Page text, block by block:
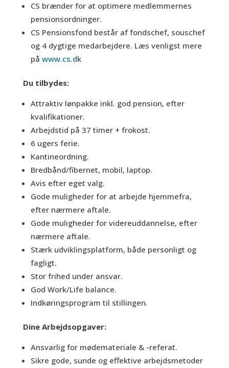
CS brænder for at optimere medlemmernes
pensionsordninger.
CS Pensionsfond består af fondschef, souschef
og 4 dygtige medarbejdere. Læs venligst mere
på www.cs.dk
Du tilbydes:
Attraktiv lønpakke inkl. god pension, efter
kvalifikationer.
Arbejdstid på 37 timer + frokost.
6 ugers ferie.
Kantineordning.
Bredbånd/fibernet, mobil, laptop.
Avis efter eget valg.
Gode muligheder for at arbejde hjemmefra,
efter nærmere aftale.
Gode muligheder for videreuddannelse, efter
nærmere aftale.
Stærk udviklingsplatform, både personligt og
fagligt.
Stor frihed under ansvar.
God Work/Life balance.
Indkøringsprogram til stillingen.
Dine Arbejdsopgaver:
Ansvarlig for mødemateriale & -referat.
Sikre gode, sunde og effektive arbejdsmetoder